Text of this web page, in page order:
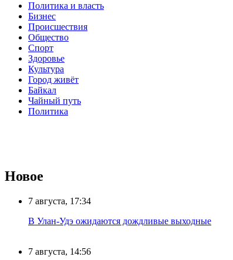
Политика и власть
Бизнес
Происшествия
Общество
Cпорт
Здоровье
Культура
Город живёт
Байкал
Чайный путь
Политика
Новое
7 августа, 17:34
В Улан-Удэ ожидаются дождливые выходные
7 августа, 14:56